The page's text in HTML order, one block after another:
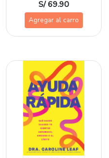
S/ 69.90
Agregar al carro